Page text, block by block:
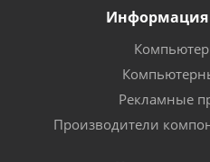
Информация
Рекламные
Производители